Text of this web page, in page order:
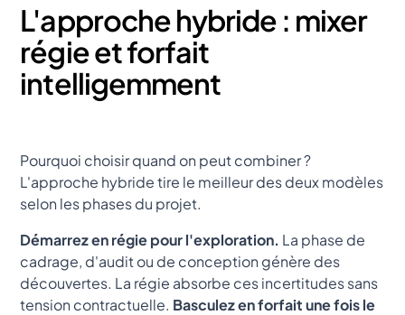
L'approche hybride : mixer
régie et forfait
intelligemment
Pourquoi choisir quand on peut combiner ?
L'approche hybride tire le meilleur des deux modèles
selon les phases du projet.
Démarrez en régie pour l'exploration. La phase de
cadrage, d'audit ou de conception génère des
découvertes. La régie absorbe ces incertitudes sans
tension contractuelle. Basculez en forfait une fois le